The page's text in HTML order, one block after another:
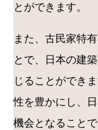
とができます。
また、古民家特
とで、日本の建
じることができ
性を豊かにし、
機会となることで